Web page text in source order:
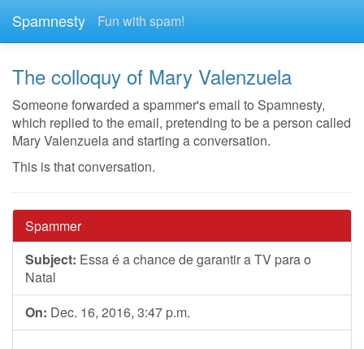
Spamnesty Fun with spam!
The colloquy of Mary Valenzuela
Someone forwarded a spammer's email to Spamnesty,
which replied to the email, pretending to be a person called
Mary Valenzuela and starting a conversation.
This is that conversation.
Spammer
Subject: Essa é a chance de garantir a TV para o
Natal
On: Dec. 16, 2016, 3:47 p.m.